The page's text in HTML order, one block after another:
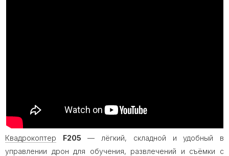
Квадрокоптер F205 — лёгкий, складной и удобный в
управлении дрон для обучения, развлечений и съёмки с